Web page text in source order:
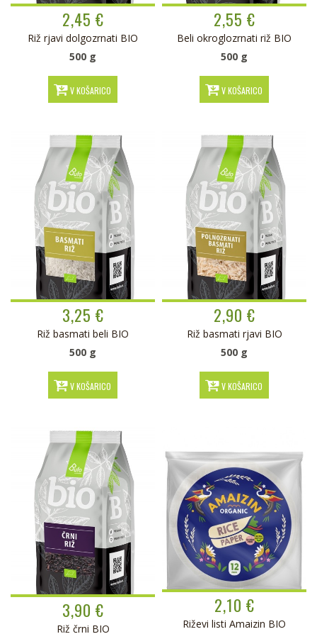
2,45 €
Riž rjavi dolgozrnati BIO
500 g
V KOŠARICO
2,55 €
Beli okroglozrnati riž BIO
500 g
V KOŠARICO
3,25 €
Riž basmati beli BIO
500 g
V KOŠARICO
2,90 €
Riž basmati rjavi BIO
500 g
V KOŠARICO
3,90 €
Riž črni BIO
2,10 €
Riževi listi Amaizin BIO